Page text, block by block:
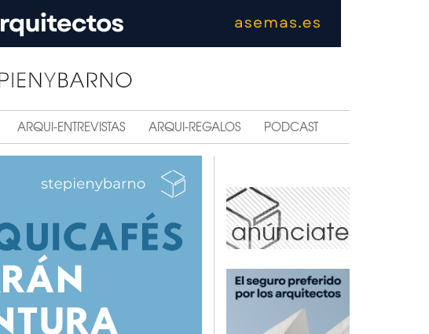
ARQUI-ENTREVISTAS ARQUI-REGALOS PODCAST